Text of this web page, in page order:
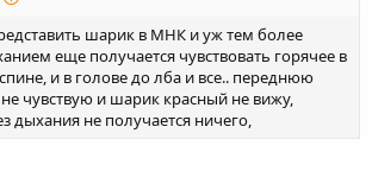
шарик в МНК и уж тем более
еще получается чувствовать горячее в
и в голове до лба и все.. переднюю
не чувствую и шарик красный не вижу,
дыхания не получается ничего,